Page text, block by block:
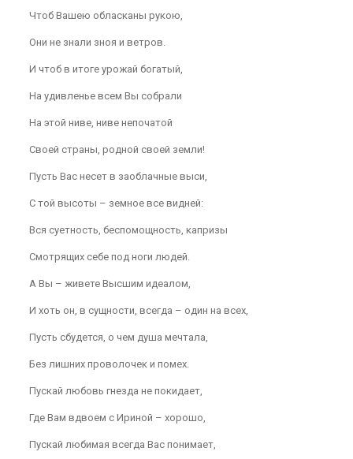
Чтоб Вашею обласканы рукою,
Они не знали зноя и ветров.
И чтоб в итоге урожай богатый,
На удивленье всем Вы собрали
На этой ниве, ниве непочатой
Своей страны, родной своей земли!
Пусть Вас несет в заоблачные выси,
С той высоты – земное все видней:
Вся суетность, беспомощность, капризы
Смотрящих себе под ноги людей.
А Вы – живете Высшим идеалом,
И хоть он, в сущности, всегда – один на всех,
Пусть сбудется, о чем душа мечтала,
Без лишних проволочек и помех.
Пускай любовь гнезда не покидает,
Где Вам вдвоем с Ириной – хорошо,
Пускай любимая всегда Вас понимает,